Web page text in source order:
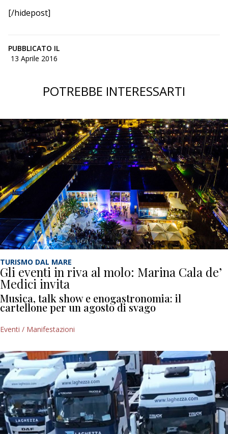
[/hidepost]
PUBBLICATO IL
13 Aprile 2016
POTREBBE INTERESSARTI
TURISMO DAL MARE
Gli eventi in riva al molo: Marina Cala de’
Medici invita
Musica, talk show e enogastronomia: il
cartellone per un agosto di svago
Eventi / Manifestazioni